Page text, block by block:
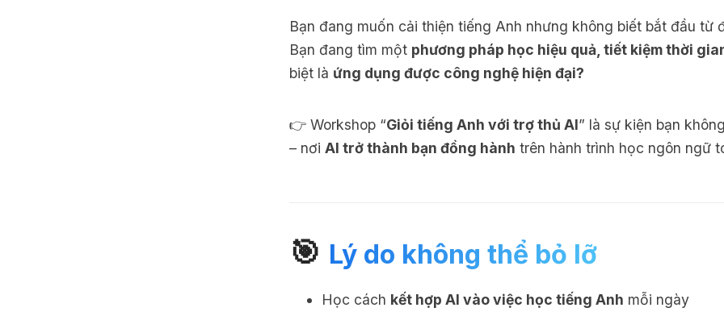
Bạn đang muốn cải thiện tiếng Anh nhưng không biết bắt đầu từ
Bạn đang tìm một phương pháp học hiệu quả, tiết kiệm thời
biệt là ứng dụng được công nghệ hiện đại?
👉 Workshop “Giỏi tiếng Anh với trợ thủ AI” là sự kiện bạn
– nơi AI trở thành bạn đồng hành trên hành trình học ngôn ngữ
🎯 Lý do không thể bỏ lỡ
Học cách kết hợp AI vào việc học tiếng Anh mỗi ngày